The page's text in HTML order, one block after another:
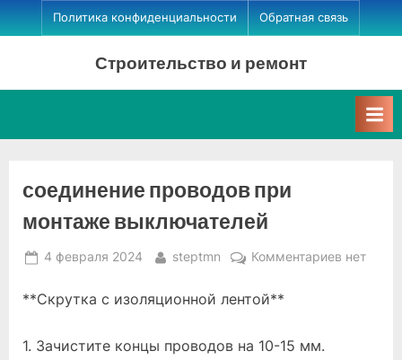
Skip
to
Политика конфиденциальности Обратная связь
Строительство и ремонт
соединение проводов при
монтаже выключателей
Posted
4 февраля 2024 By
steptmn Комментариевкнет
**Скрутка с изоляционной лентой**
1. Зачистите концы проводов на 10-15 мм.